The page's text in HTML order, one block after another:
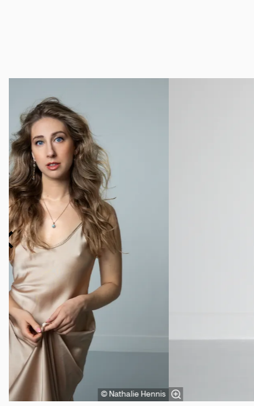
© Nathalie Hennis